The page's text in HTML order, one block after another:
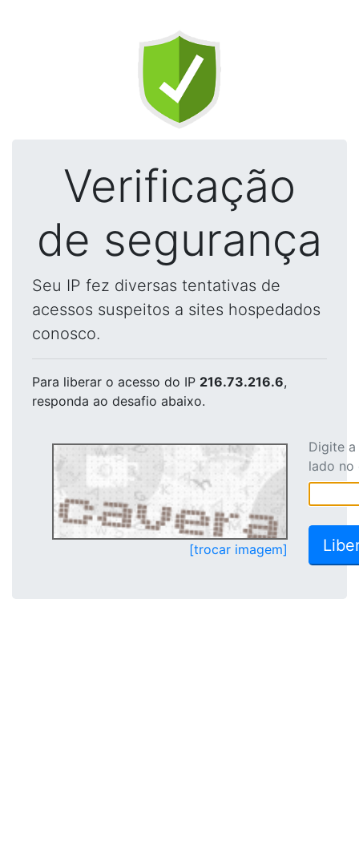
Verificação
de segurança
Seu IP fez diversas tentativas de
acessos suspeitos a sites hospedados
conosco.
Para liberar o acesso do IP 216.73.216.6,
responda ao desafio abaixo.
[trocar imagem]
Digite
lado no